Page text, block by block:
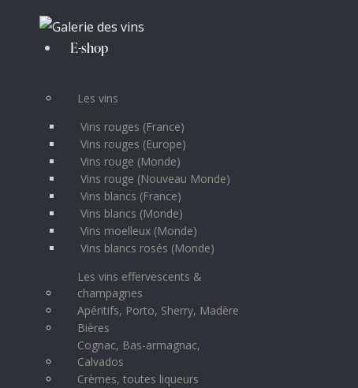
E-shop
Les vins
Vins rouges (France)
Vins rouges (Europe)
Vins rouge (Monde)
Vins rouge (Nouveau Monde)
Vins blancs (France)
Vins blancs (Monde)
Vins moelleux (Monde)
Vins blancs rosés (Monde)
Les vins effervescents &
champagnes
Apéritifs, Porto, Sherry, Madère
Bières
Cognac, Bas-armagnac,
Calvados
Crèmes, toutes liqueurs